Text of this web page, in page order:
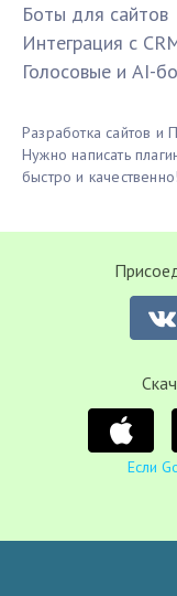
Боты для сайтов
Интеграция с
Голосовые и AI-
Разработка сайтов и
Нужно написать
быстро и качественно!
Если